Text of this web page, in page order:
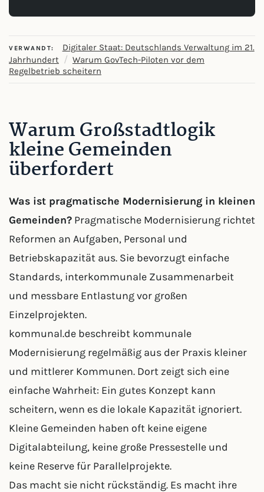
VERWANDT:
Digitaler Staat: Deutschlands Verwaltung im 21.
Jahrhundert / Warum GovTech-Piloten vor dem
Regelbetrieb scheitern
Warum Großstadtlogik
kleine Gemeinden
überfordert
Was ist pragmatische Modernisierung in kleinen
Gemeinden? Pragmatische Modernisierung richtet
Reformen an Aufgaben, Personal und
Betriebskapazität aus. Sie bevorzugt einfache
Standards, interkommunale Zusammenarbeit
und messbare Entlastung vor großen
Einzelprojekten.
kommunal.de beschreibt kommunale
Modernisierung regelmäßig aus der Praxis kleiner
und mittlerer Kommunen. Dort zeigt sich eine
einfache Wahrheit: Ein gutes Konzept kann
scheitern, wenn es die lokale Kapazität ignoriert.
Kleine Gemeinden haben oft keine eigene
Digitalabteilung, keine große Pressestelle und
keine Reserve für Parallelprojekte.
Das macht sie nicht rückständig. Es macht ihre